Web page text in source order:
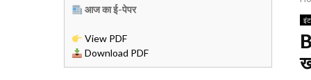
आज का ई-पेपर
View PDF
Download PDF